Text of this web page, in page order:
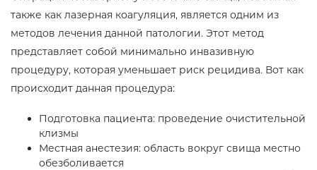
также как лазерная коагуляция, является одним из
методов лечения данной патологии. Этот метод
представляет собой минимально инвазивную
процедуру, которая уменьшает риск рецидива. Вот как
происходит данная процедура:
Подготовка пациента: проведение очистительной
клизмы
Местная анестезия: область вокруг свища местно
обезболивается